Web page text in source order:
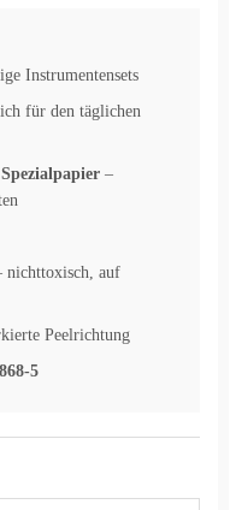
Instrumentensets
für den täglichen
–
nichttoxisch, auf
Peelrichtung
5